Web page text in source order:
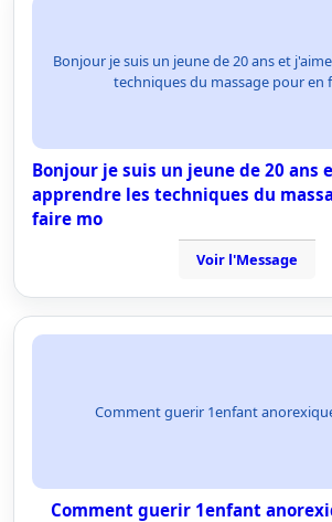
Bonjour je suis un jeune de 20 ans et
techniques du massage pour en
Bonjour je suis un jeune de 20 ans
apprendre les techniques du
faire mo
Voir l'Message
Comment guerir 1enfant
Comment guerir 1enfant